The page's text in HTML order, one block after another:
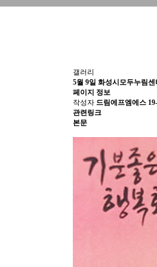
갤러리
5월 9일 화성시모두누림
페이지 정보
작성자 드림에프엠에스
관련링크
본문